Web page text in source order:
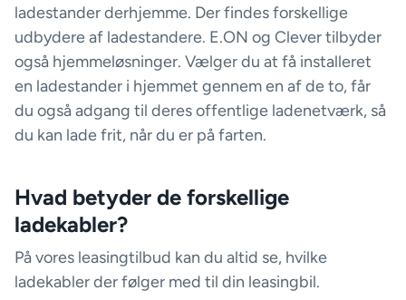
ladestander derhjemme. Der findes forskellige
udbydere af ladestandere. E.ON og Clever tilbyder
også hjemmeløsninger. Vælger du at få installeret
en ladestander i hjemmet gennem en af de to, får
du også adgang til deres offentlige ladenetværk, så
du kan lade frit, når du er på farten.
Hvad betyder de forskellige
ladekabler?
På vores leasingtilbud kan du altid se, hvilke
ladekabler der følger med til din leasingbil.